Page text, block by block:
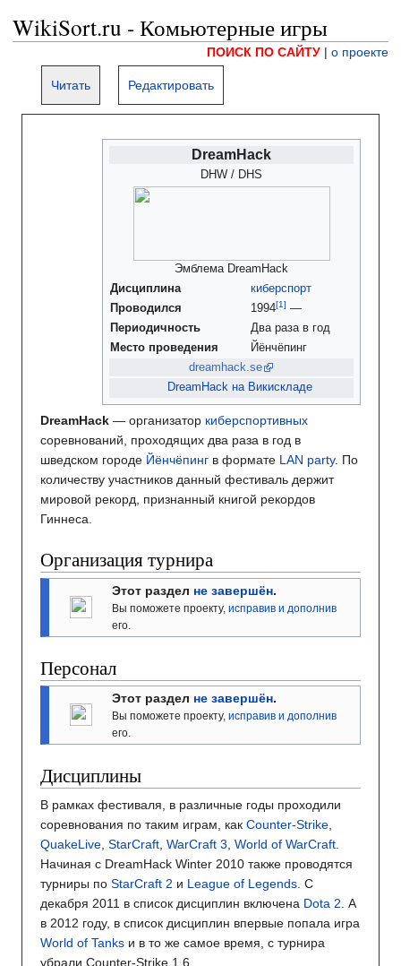
WikiSort.ru - Комьютерные игры
ПОИСК ПО САЙТУ | о проекте
Читать Редактировать
DreamHack
DHW / DHS
Эмблема DreamHack
Дисциплина
киберспорт
Проводился
1994
—
Периодичность
Два раза в год
Место проведения
Йёнчёпинг
dreamhack.se
DreamHack на Викискладе
DreamHack — организатор киберспортивных
соревнований, проходящих два раза в год в
шведском городе Йёнчёпинг в формате LAN party. По
количеству участников данный фестиваль держит
мировой рекорд, признанный книгой рекордов
Гиннеса.
Организация турнира
Этот раздел не завершён.
Вы поможете проекту, исправив и дополнив
его.
Персонал
Этот раздел не завершён.
Вы поможете проекту, исправив и дополнив
его.
Дисциплины
В рамках фестиваля, в различные годы проходили
соревнования по таким играм, как Counter-Strike
QuakeLive StarCraft WarCraft 3 World of WarCraft
Начиная с DreamHack Winter 2010 также проводятся
турниры по StarCraft 2 и League of Legends . С
декабря 2011 в список дисциплин включена Dota 2 . А
в 2012 году, в список дисциплин впервые попала игра
World of Tanks и в то же самое время, с турнира
убрали Counter-Strike 1.6.